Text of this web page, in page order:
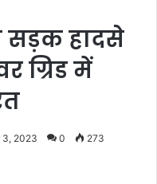
सड़क हादसे
ग्रिड में
3, 2023 0 273